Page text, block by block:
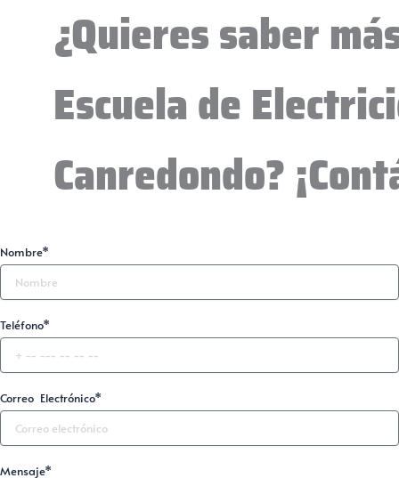
¿Quieres saber
Escuela de
Canredondo?
Nombre*
Teléfono*
Correo Electrónico*
Mensaje*